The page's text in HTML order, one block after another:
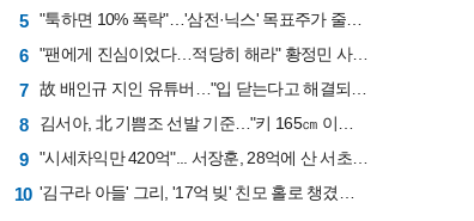
5
6 "팬에게 진심이었다…적당히 해라" 황정민 사생활 논란에 등판한 오랜 팬
7
8
9
10